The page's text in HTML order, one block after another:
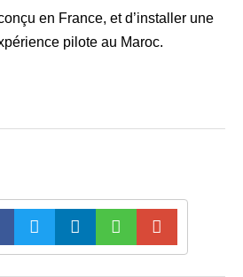
en France, et d’installer une
pilote au Maroc.